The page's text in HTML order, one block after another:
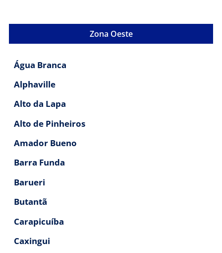
Zona Oeste
Água Branca
Alphaville
Alto da Lapa
Alto de Pinheiros
Amador Bueno
Barra Funda
Barueri
Butantã
Carapicuíba
Caxingui